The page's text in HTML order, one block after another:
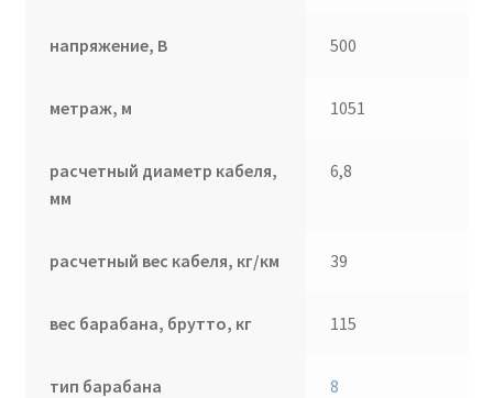
напряжение, В 500
метраж, м 1051
расчетный диаметр кабеля,
мм
6,8
расчетный вес кабеля, кг/км 39
вес барабана, брутто, кг 115
тип барабана 8